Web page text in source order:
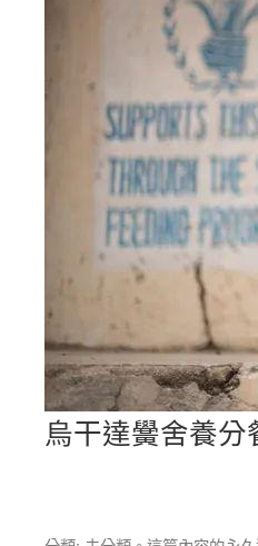
烏干達黌舍養